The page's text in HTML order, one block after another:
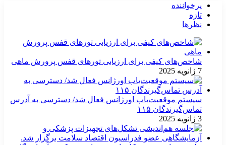
پرخواننده
تازه
نظرها
شاخص‌های کیفی برای ارزیابی تورهای قفس پرورش ماهی
7 ژانویه 2025
سیستم موقعیت‌یاب اورژانس فعال شد/ دسترسی به آدرس
تماس‌گیرندگان ۱۱۵
3 ژانویه 2025